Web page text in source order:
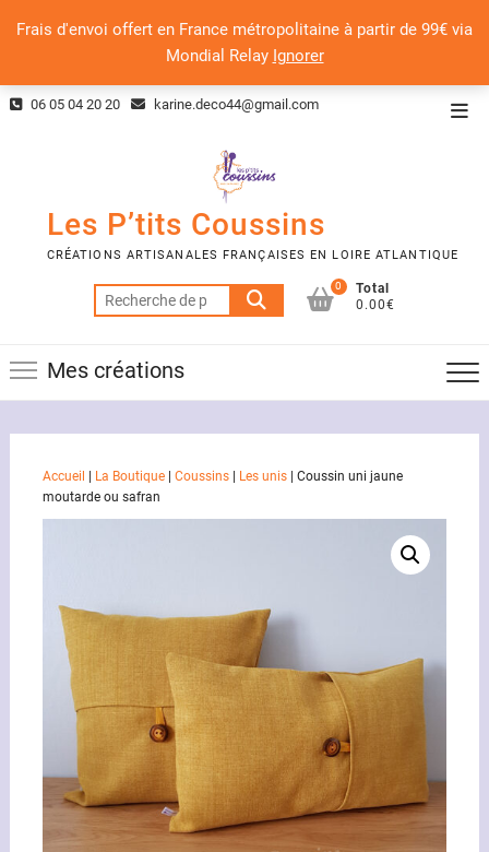
Frais d'envoi offert en France métropolitaine à partir de 99€ via
Mondial Relay Ignorer
Skip 06 05 04 20 20 karine.deco44@gmail.com
Les P’tits Coussins
CRÉATIONS ARTISANALES FRANÇAISES EN LOIRE ATLANTIQUE
Recherche
pour :
0
Total
0.00€
Mes créations
Accueil La Boutique| Coussins| Les unis| Coussin uni jaune
moutarde ou safran